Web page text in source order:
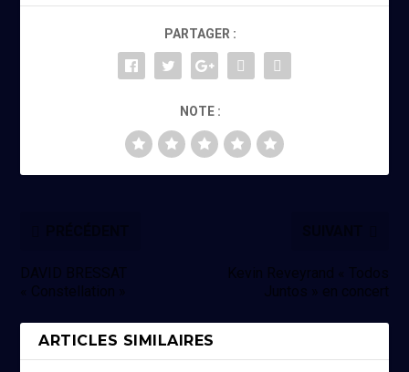
PARTAGER :
NOTE :
DAVID BRESSAT
« Constellation »
Kevin Reveyrand « Todos
Juntos » en concert
ARTICLES SIMILAIRES